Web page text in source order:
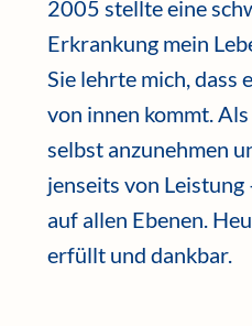
2005 stellte eine
Erkrankung mein
Sie lehrte mich, dass
von innen kommt.
selbst anzunehmen
jenseits von Leistung
auf allen Ebenen.
erfüllt und dankbar.